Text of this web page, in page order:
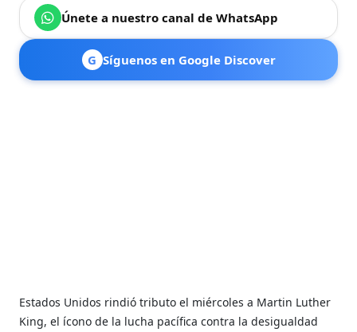
Únete a nuestro canal de WhatsApp
G Síguenos en Google Discover
Estados Unidos rindió tributo el miércoles a Martin Luther
King, el ícono de la lucha pacífica contra la desigualdad